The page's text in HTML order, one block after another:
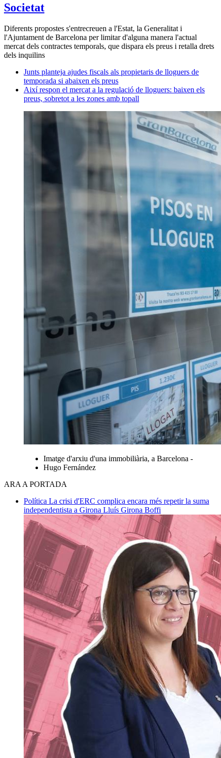
Societat
Diferents propostes s'entrecreuen a l'Estat, la Generalitat i
l'Ajuntament de Barcelona per limitar d'alguna manera l'actual
mercat dels contractes temporals, que dispara els preus i retalla drets
dels inquilins
Junts planteja ajudes fiscals als propietaris de lloguers de
temporada si abaixen els preus
Així respon el mercat a la regulació de lloguers: baixen els
preus, sobretot a les zones amb topall
Imatge d'arxiu d'una immobiliària, a Barcelona -
Hugo Fernández
ARA A PORTADA
Política La crisi d'ERC complica encara més repetir la suma
independentista a Girona Lluís Girona Boffi